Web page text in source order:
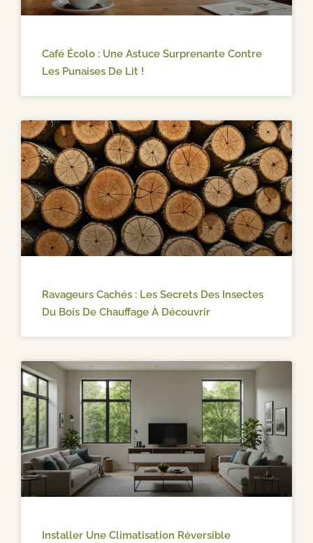
Café Écolo : Une Astuce Surprenante Contre
Les Punaises De Lit !
Ravageurs Cachés : Les Secrets Des Insectes
Du Bois De Chauffage À Découvrir
Installer Une Climatisation Réversible